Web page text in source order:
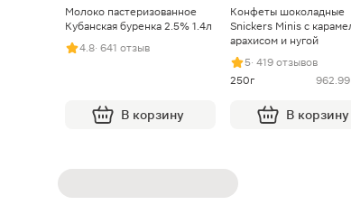
Молоко пастеризованное
Кубанская буренка 2.5% 1.4л
4.8· 641 отзыв
В корзину
Конфеты шоколадные
Snickers Minis с
арахисом и нугой
5· 419 отзывов
250г
962.99
В корзину